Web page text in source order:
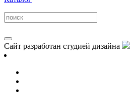
Сайт разработан студией дизайна